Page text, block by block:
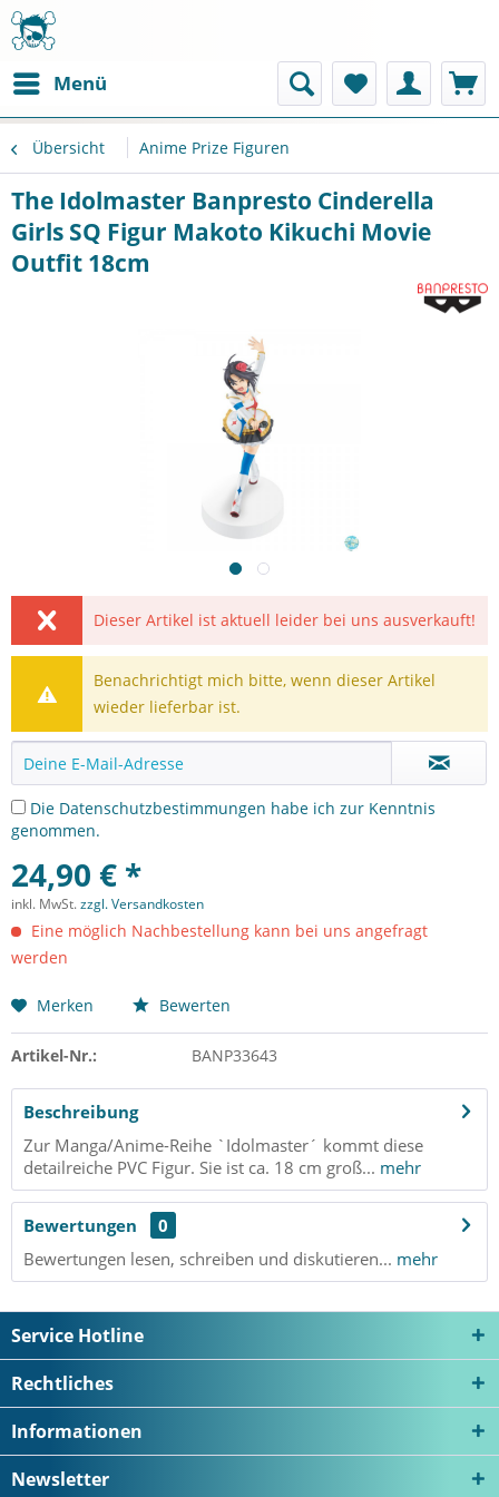
Menü
Übersicht Anime Prize Figuren
The Idolmaster Banpresto Cinderella
Girls SQ Figur Makoto Kikuchi Movie
Outfit 18cm
Dieser Artikel ist aktuell leider bei uns ausverkauft!
Benachrichtigt mich bitte, wenn dieser Artikel
wieder lieferbar ist.
Die Datenschutzbestimmungen habe ich zur Kenntnis
genommen.
24,90 € *
inkl. MwSt.zzgl. Versandkosten
Eine möglich Nachbestellung kann bei uns angefragt
werden
Merken Bewerten
Artikel-Nr.: BANP33643
Beschreibung
Zur Manga/Anime-Reihe `Idolmaster´ kommt diese
detailreiche PVC Figur. Sie ist ca. 18 cm groß... mehr
Bewertungen
0
Bewertungen lesen, schreiben und diskutieren... mehr
Service Hotline
Rechtliches
Informationen
Newsletter